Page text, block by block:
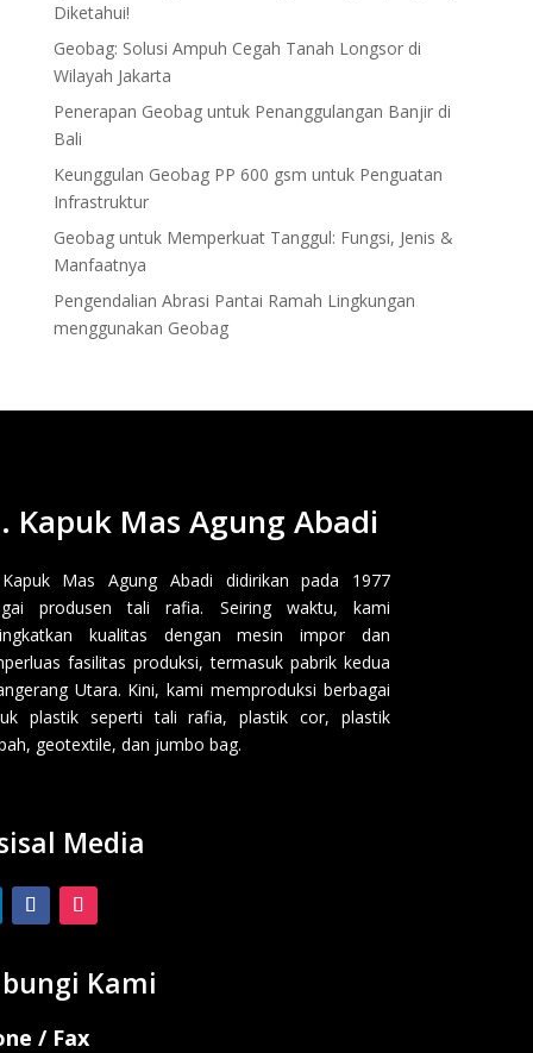
Diketahui!
Geobag: Solusi Ampuh Cegah Tanah Longsor di
Wilayah Jakarta
Penerapan Geobag untuk Penanggulangan Banjir di
Bali
Keunggulan Geobag PP 600 gsm untuk Penguatan
Infrastruktur
Geobag untuk Memperkuat Tanggul: Fungsi, Jenis &
Manfaatnya
Pengendalian Abrasi Pantai Ramah Lingkungan
menggunakan Geobag
Kapuk Mas Agung Abadi
Mas Agung Abadi didirikan pada 1977
produsen tali rafia. Seiring waktu, kami
kualitas dengan mesin impor dan
fasilitas produksi, termasuk pabrik kedua
Utara. Kini, kami memproduksi berbagai
plastik seperti tali rafia, plastik cor, plastik
geotextile, dan jumbo bag.
Media
Kami
/ Fax